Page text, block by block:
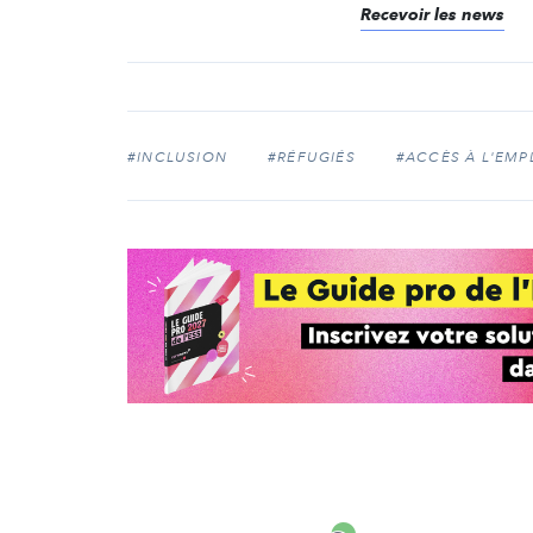
Recevoir les news
#INCLUSION #RÉFUGIÉS #ACCÈS À